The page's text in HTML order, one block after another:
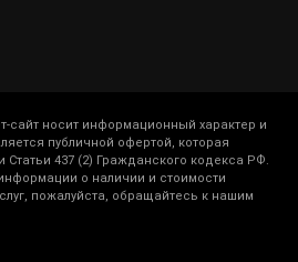
сайт носит информационный характер и
публичной офертой, которая
437 (2) Гражданского кодекса РФ.
о наличии и стоимости
пожалуйста, обращайтесь к нашим